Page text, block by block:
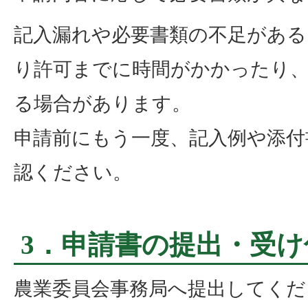
記入漏れや必要書類の不足があ
り許可までに時間がかかったり
る場合があります。
申請前にもう一度、記入例や添
認ください。
3．申請書の提出・受
農業委員会事務局へ提出してく